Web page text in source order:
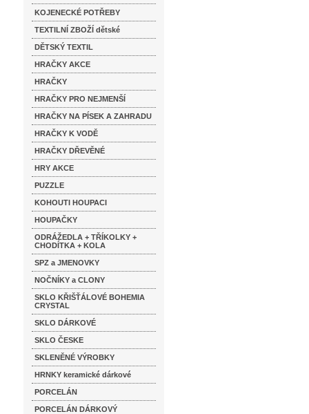
KOJENECKÉ POTŘEBY
TEXTILNÍ ZBOŽÍ dětské
DĚTSKÝ TEXTIL
HRAČKY AKCE
HRAČKY
HRAČKY PRO NEJMENŠÍ
HRAČKY NA PÍSEK A ZAHRADU
HRAČKY K VODĚ
HRAČKY DŘEVĚNÉ
HRY AKCE
PUZZLE
KOHOUTI HOUPACI
HOUPAČKY
ODRÁŽEDLA + TŘÍKOLKY +
CHODÍTKA + KOLA
SPZ a JMENOVKY
NOČNÍKY a CLONY
SKLO KŘIŠŤÁLOVÉ BOHEMIA
CRYSTAL
SKLO DÁRKOVÉ
SKLO ČESKE
SKLENĚNÉ VÝROBKY
HRNKY keramické dárkové
PORCELÁN
PORCELÁN DÁRKOVÝ